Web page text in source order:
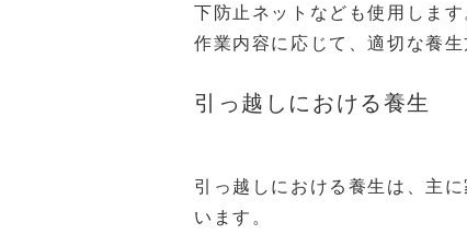
下防止ネットなども使用します
作業内容に応じて、適切な養
引っ越しにおける養生
引っ越しにおける養生は、主
います。